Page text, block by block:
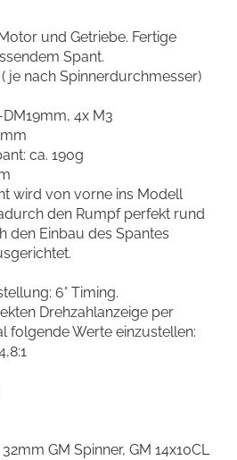
und Getriebe. Fertige
Spant.
je nach Spinnerdurchmesser)
4x M3
ca. 190g
wird von vorne ins Modell
den Rumpf perfekt rund
den Einbau des Spantes
6° Timing.
Drehzahlanzeige per
folgende Werte einzustellen:
32mm GM Spinner, GM 14x10CL